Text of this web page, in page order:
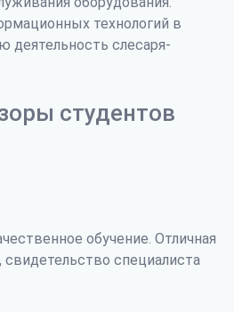
технологий в
деятельность слесаря-
студентов
обучение. Отличная
свидетельство специалиста